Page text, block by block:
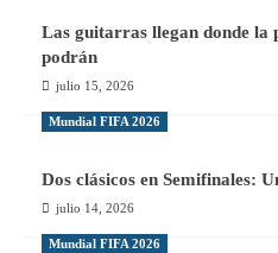
Las guitarras llegan donde la
podrán
julio 15, 2026
Mundial FIFA 2026
Dos clásicos en Semifinales:
julio 14, 2026
Mundial FIFA 2026